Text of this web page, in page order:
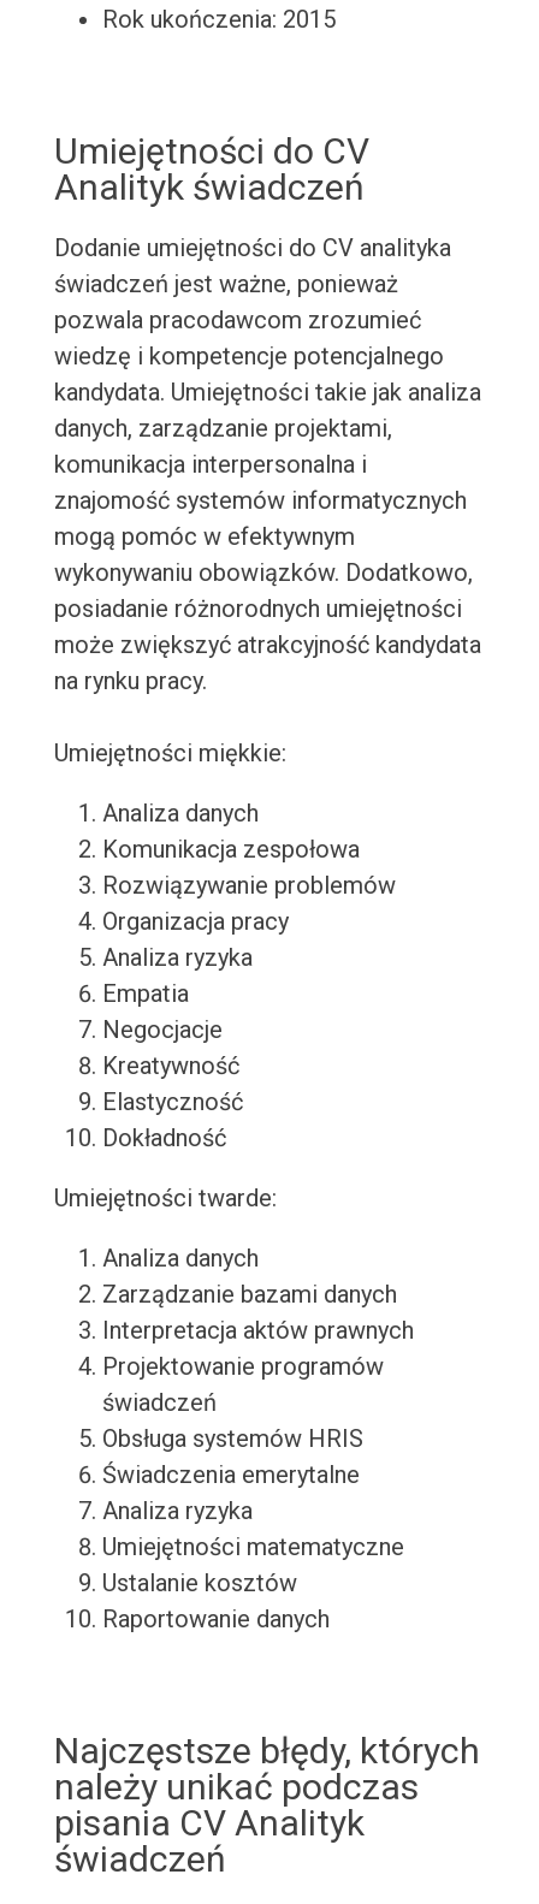
Rok ukończenia: 2015
Umiejętności do CV
Analityk świadczeń
Dodanie umiejętności do CV analityka
świadczeń jest ważne, ponieważ
pozwala pracodawcom zrozumieć
wiedzę i kompetencje potencjalnego
kandydata. Umiejętności takie jak analiza
danych, zarządzanie projektami,
komunikacja interpersonalna i
znajomość systemów informatycznych
mogą pomóc w efektywnym
wykonywaniu obowiązków. Dodatkowo,
posiadanie różnorodnych umiejętności
może zwiększyć atrakcyjność kandydata
na rynku pracy.
Umiejętności miękkie:
Analiza danych
Komunikacja zespołowa
Rozwiązywanie problemów
Organizacja pracy
Analiza ryzyka
Empatia
Negocjacje
Kreatywność
Elastyczność
Dokładność
Umiejętności twarde:
Analiza danych
Zarządzanie bazami danych
Interpretacja aktów prawnych
Projektowanie programów
świadczeń
Obsługa systemów HRIS
Świadczenia emerytalne
Analiza ryzyka
Umiejętności matematyczne
Ustalanie kosztów
Raportowanie danych
Najczęstsze błędy, których
należy unikać podczas
pisania CV Analityk
świadczeń